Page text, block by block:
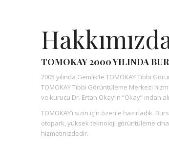
TOMOKAY 2000 YILINDA
2005 yılında Gemlik’te TOMOKAY Tıbbi
TOMOKAY Tıbbi Görüntüleme Merkezi
ve kurucu Dr. Ertan Okay’ın “Okay” ından
TOMOKAY’ı sizin için özenle hazırladık.
otopark, yüksek teknoloji görüntüleme
hizmetinizdedir.